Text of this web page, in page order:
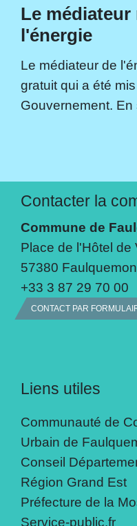
Le
l'énergie
Le médiateur de
gratuit qui a été
Gouvernement. En
Contacter la
Commune de
Place de l'Hôtel de
57380
+33 3 87 29 70 00
CONTACT PAR
Liens utiles
Communauté de
Urbain de
Conseil
Région Grand Est
Préfecture de la
Service-public.fr